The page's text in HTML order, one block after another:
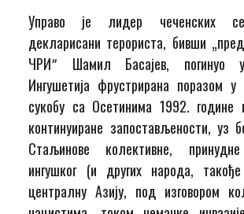
Управо је лидер чеченских
декларисани терориста, бивши
ЧРИˮ Шамил Басајев, погинуо у
Ингушетија фрустрирана поразом у
сукобу са Осетинима 1992. године
континуиране запостављености, уз
Стаљинове колективне,
ингушког (и других народа,
централну Азију, под изговором